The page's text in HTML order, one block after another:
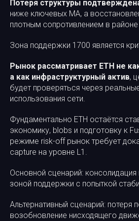
Потеря структуры
ниже ключевых MA, а
плотным сопротивлением в
Зона поддержки 1700 является
Рынок рассматривает ETH не
а как инфраструктурный актив,
будет проверяться через
использования сети.
Фундаментально ETH остаётся
экономику, blobs и подготовку к
режиме risk-off рынок требует
capture на уровне L1.
Основной сценарий: консолидация
зоной поддержки с попыткой
Альтернативный сценарий: потеря
возобновление нисходящего